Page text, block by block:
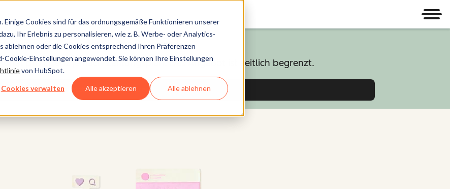
Cookies sind für das ordnungsgemäße Funktionieren unserer
Ihr Erlebnis zu personalisieren, wie z. B. Werbe- oder Analytics-
ablehnen oder die Cookies entsprechend Ihren Präferenzen
Einstellungen angewendet. Sie können Ihre Einstellungen
von HubSpot.
Cookies verwalten Alle akzeptieren Alle ablehnen
bis zu 65 % bei der Starter-Plattform!
pro Lizenz je nach Zahlungsplan. Das Angebot ist zeitlich begrenzt.
Jetzt kaufen und sparen